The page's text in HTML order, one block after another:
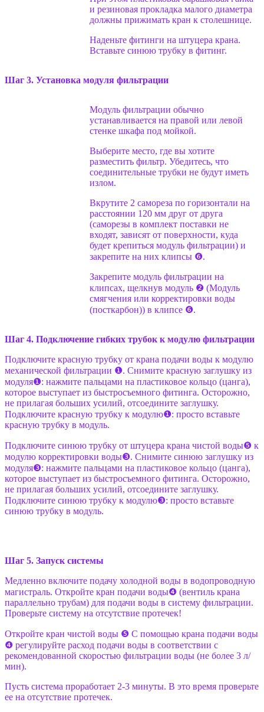
и резиновая прокладка малого диаметра
должны прижимать кран к столешнице.
Наденьте фитинги на штуцера крана.
Вставьте синюю трубку в фитинг.
Шаг 3. Установка модуля фильтрации
Модуль фильтрации обычно
устанавливается на правой или левой
стенке шкафа под мойкой.
Выберите место, где вы хотите
разместить фильтр. Убедитесь, что
соединительные трубки не будут иметь
излом.
Вкрутите 2 самореза по горизонтали на
расстоянии 120 мм друг от друга
(саморезы в комплект поставки не
входят, зависят от поверхности, куда
будет крепиться модуль фильтрации) и
закрепите на них клипсы ❻.
Закрепите модуль фильтрации на
клипсах, щелкнув модуль ❷ (Модуль
смягчения или корректировки воды
(посткарбон)) в клипсе ❻.
Шаг 4. Подключение гибких трубок к модулю фильтрации
Подключите красную трубку от крана подачи воды к модулю
механической фильтрации ❶. Снимите красную заглушку из
модуля❶: нажмите пальцами на пластиковое кольцо (цанга),
которое выступает из быстросъемного фитинга. Осторожно,
не прилагая больших усилий, отсоедините заглушку.
Подключите красную трубку к модулю❶: просто вставьте
красную трубку в модуль.
Подключите синюю трубку от штуцера крана чистой воды❺ к
модулю корректировки воды❸. Снимите синюю заглушку из
модуля❸: нажмите пальцами на пластиковое кольцо (цанга),
которое выступает из быстросъемного фитинга. Осторожно,
не прилагая больших усилий, отсоедините заглушку.
Подключите синюю трубку к модулю❸: просто вставьте
синюю трубку в модуль.
Шаг 5. Запуск системы
Медленно включите подачу холодной воды в водопроводную
магистраль. Откройте кран подачи воды❹ (вентиль крана
параллельно трубам) для подачи воды в систему фильтрации.
Проверьте систему на отсутствие протечек!
Откройте кран чистой воды ❺ С помощью крана подачи воды
❹ регулируйте расход подачи воды в соответствии с
рекомендованной скоростью фильтрации воды (не более 3 л/
мин).
Пусть система проработает 2-3 минуты. В это время проверьте
ее на отсутствие протечек.